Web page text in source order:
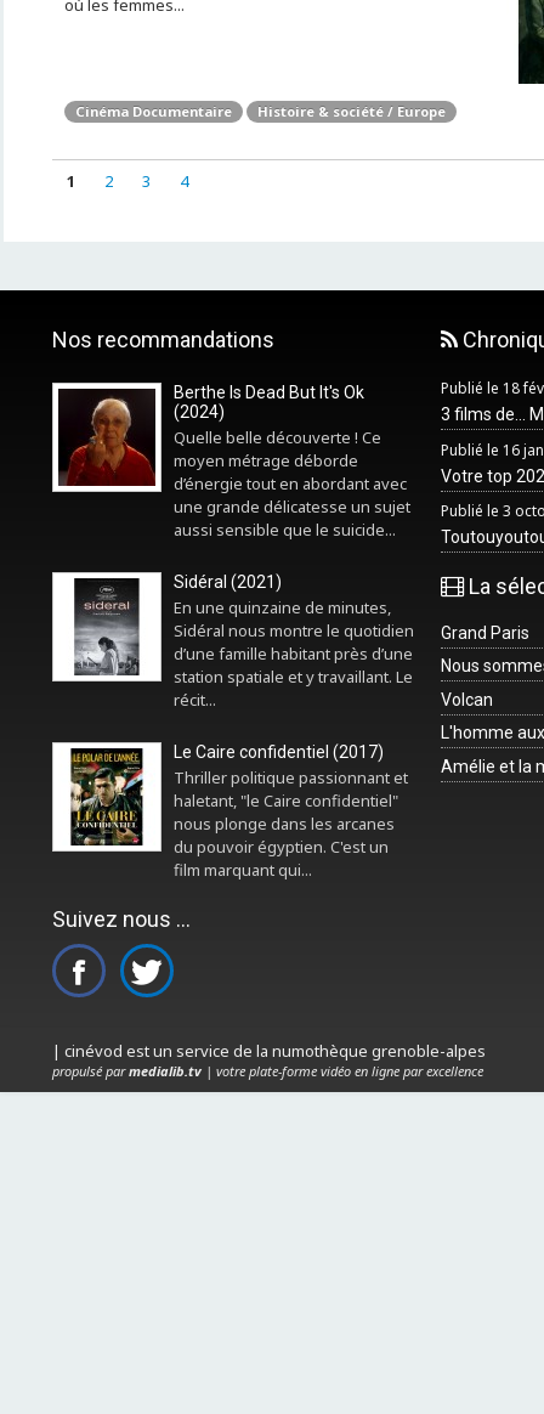
où les femmes...
Cinéma Documentaire Histoire & société / Europe
1 2 3 4
Nos recommandations
Berthe Is Dead But It's Ok
(2024)
Quelle belle découverte ! Ce
moyen métrage déborde
d’énergie tout en abordant avec
une grande délicatesse un sujet
aussi sensible que le suicide...
Sidéral (2021)
En une quinzaine de minutes,
Sidéral nous montre le quotidien
d’une famille habitant près d’une
station spatiale et y travaillant. Le
récit...
Le Caire confidentiel (2017)
Thriller politique passionnant et
haletant, "le Caire confidentiel"
nous plonge dans les arcanes
du pouvoir égyptien. C'est un
film marquant qui...
Suivez nous ...
Publié le 18
3 films de...
Publié le 16
Votre top
Publié le 3
La
Grand Paris
Nous
Volcan
L'homme
Amélie et la
| cinévod est un service de la numothèque grenoble-alpes
propulsé parmedialib.tv| votre plate-forme vidéo en ligne par excellence